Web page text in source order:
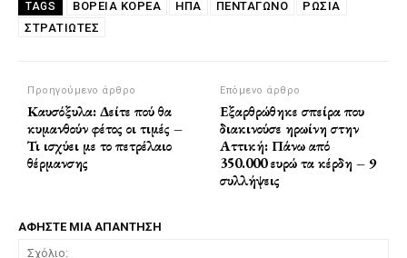
TAGS ΒΟΡΕΙΑ ΚΟΡΕΑ ΗΠΑ ΠΕΝΤΑΓΩΝΟ
ΡΩΣΙΑ
ΣΤΡΑΤΙΩΤΕΣ
Προηγούμενο άρθρο
Καυσόξυλα: Δείτε πού θα
κυμανθούν φέτος οι τιμές –
Τι ισχύει με το πετρέλαιο
θέρμανσης
Επόμενο άρθρο
Εξαρθρώθηκε σπείρα που
διακινούσε ηρωίνη στην
Αττική: Πάνω από
350.000 ευρώ τα κέρδη – 9
συλλήψεις
ΑΦΗΣΤΕ ΜΙΑ ΑΠΑΝΤΗΣΗ